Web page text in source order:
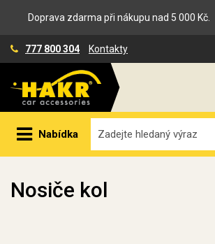
Doprava zdarma při nákupu nad 5 000 Kč.
777 800 304 Kontakty
Nabídka
Nosiče kol